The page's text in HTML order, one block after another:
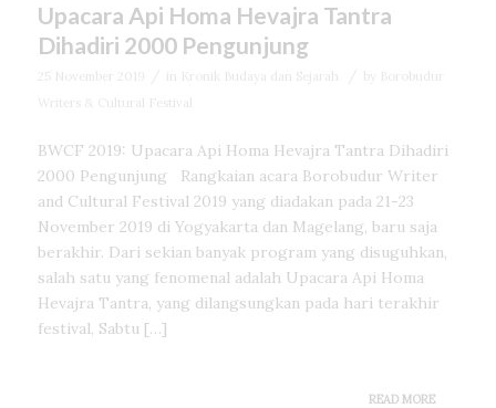
Upacara Api Homa Hevajra Tantra
Dihadiri 2000 Pengunjung
25 November 2019 in Kronik Budaya dan Sejarah
Borobudur
Writers & Cultural Festival
BWCF 2019: Upacara Api Homa Hevajra Tantra Dihadiri
2000 Pengunjung Rangkaian acara Borobudur Writer
and Cultural Festival 2019 yang diadakan pada 21-23
November 2019 di Yogyakarta dan Magelang, baru saja
berakhir. Dari sekian banyak program yang disuguhkan,
salah satu yang fenomenal adalah Upacara Api Homa
Hevajra Tantra, yang dilangsungkan pada hari terakhir
festival, Sabtu […]
READ MORE